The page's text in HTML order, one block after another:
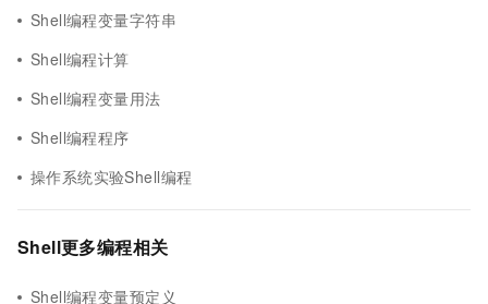
Shell编程变量字符串
Shell编程计算
Shell编程变量用法
Shell编程程序
操作系统实验Shell编程
Shell更多编程相关
Shell编程变量预定义